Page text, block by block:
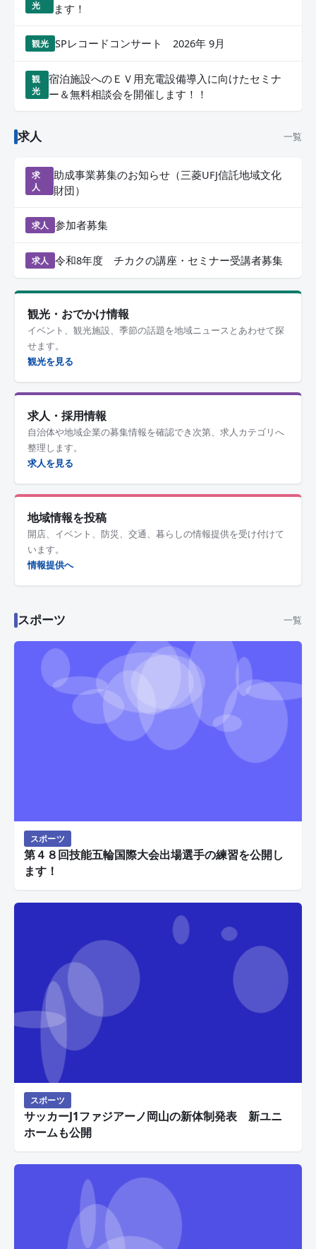
光
ます！
観光 SPレコードコンサート 2026年 9月
観
光
宿泊施設へのＥＶ用充電設備導入に向けたセミナ
ー＆無料相談会を開催します！！
求人 一覧
求
人
助成事業募集のお知らせ（三菱UFJ信託地域文化
財団）
求人 参加者募集
求人 令和8年度 チカクの講座・セミナー受講者募集
観光・おでかけ情報
イベント、観光施設、季節の話題を地域ニュースとあわせて探
せます。
観光を見る
求人・採用情報
自治体や地域企業の募集情報を確認でき次第、求人カテゴリへ
整理します。
求人を見る
地域情報を投稿
開店、イベント、防災、交通、暮らしの情報提供を受け付けて
います。
情報提供へ
スポーツ 一覧
スポーツ
第４８回技能五輪国際大会出場選手の練習を公開し
ます！
スポーツ
サッカーJ1ファジアーノ岡山の新体制発表 新ユニ
ホームも公開